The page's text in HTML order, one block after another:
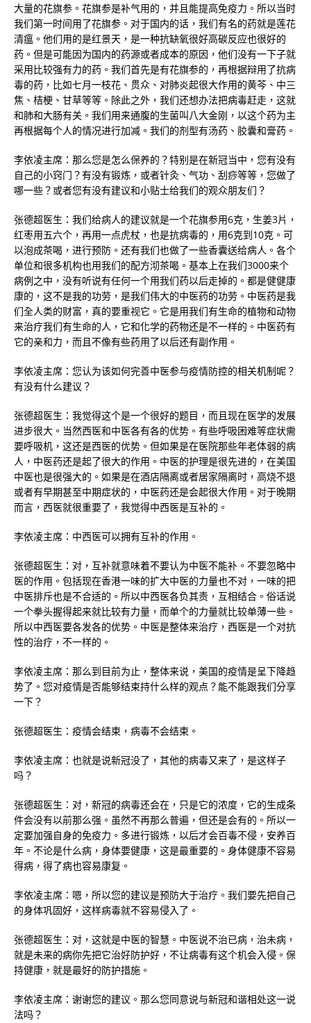
大量的花旗参。花旗参是补气用的，并且能提高免疫力。所以当时
我们第一时间用了花旗参。对于国内的话，我们有名的药就是莲花
清瘟。他们用的是红景天，是一种抗缺氧很好高碳反应也很好的
药。但是可能因为国内的药源或者成本的原因，他们没有一下子就
采用比较强有力的药。我们首先是有花旗参的，再根据辩用了抗病
毒的药，比如七月一枝花、贯众、对肺炎起很大作用的黄芩、中三
焦、桔梗、甘草等等。除此之外，我们还想办法把病毒赶走，这就
和肺和大肠有关。我们用来通腹的生菌叫八大金刚，以这个药为主
再根据每个人的情况进行加减。我们的剂型有汤药、胶囊和膏药。
李依凌主席：那么您是怎么保养的？特别是在新冠当中，您有没有
自己的小窍门？有没有锻炼，或者针灸、气功、刮痧等等，您做了
哪一些？或者您有没有建议和小贴士给我们的观众朋友们？
张德超医生：我们给病人的建议就是一个花旗参用6克，生姜3片，
红枣用五六个，再用一点虎杖，也是抗病毒的，用6克到10克。可
以泡成茶喝，进行预防。还有我们也做了一些香囊送给病人。各个
单位和很多机构也用我们的配方沏茶喝。基本上在我们3000来个
病例之中，没有听说有任何一个用我们药以后走掉的。都是健健康
康的，这不是我的功劳，是我们伟大的中医药的功劳。中医药是我
们全人类的财富，真的要重视它。它是用我们有生命的植物和动物
来治疗我们有生命的人，它和化学的药物还是不一样的。中医药有
它的亲和力，而且不像有些药用了以后还有副作用。
李依凌主席：您认为该如何完善中医参与疫情防控的相关机制呢？
有没有什么建议？
张德超医生：我觉得这个是一个很好的题目，而且现在医学的发展
进步很大。当然西医和中医各有各的优势。有些呼吸困难等症状需
要呼吸机，这还是西医的优势。但如果是在医院那些年老体弱的病
人，中医药还是起了很大的作用。中医的护理是很先进的，在美国
中医也是很强大的。如果是在酒店隔离或者居家隔离时，高烧不退
或者有早期甚至中期症状的，中医药还是会起很大作用。对于晚期
而言，西医就很重要了，我觉得中西医是互补的。
李依凌主席：中西医可以拥有互补的作用。
张德超医生：对，互补就意味着不要认为中医不能补。不要忽略中
医的作用。包括现在香港一味的扩大中医的力量也不对，一味的把
中医排斥也是不合适的。所以中西医各负其责，互相结合。俗话说
一个拳头握得起来就比较有力量，而单个的力量就比较单薄一些。
所以中西医要各发各的优势。中医是整体来治疗，西医是一个对抗
性的治疗，不一样的。
李依凌主席：那么到目前为止，整体来说，美国的疫情是呈下降趋
势了。您对疫情是否能够结束持什么样的观点？能不能跟我们分享
一下？
张德超医生：疫情会结束，病毒不会结束。
李依凌主席：也就是说新冠没了，其他的病毒又来了，是这样子
吗？
张德超医生：对，新冠的病毒还会在，只是它的浓度，它的生成条
件会没有以前那么强。虽然不再那么普遍，但还是会有的。所以一
定要加强自身的免疫力。多进行锻炼，以后才会百毒不侵，安养百
年。不论是什么病，身体要健康，这是最重要的。身体健康不容易
得病，得了病也容易康复。
李依凌主席：嗯，所以您的建议是预防大于治疗。我们要先把自己
的身体巩固好，这样病毒就不容易侵入了。
张德超医生：对，这就是中医的智慧。中医说不治已病，治未病，
就是未来的病你先把它治好防护好，不让病毒有这个机会入侵。保
持健康，就是最好的防护措施。
李依凌主席：谢谢您的建议。那么您同意说与新冠和谐相处这一说
法吗？